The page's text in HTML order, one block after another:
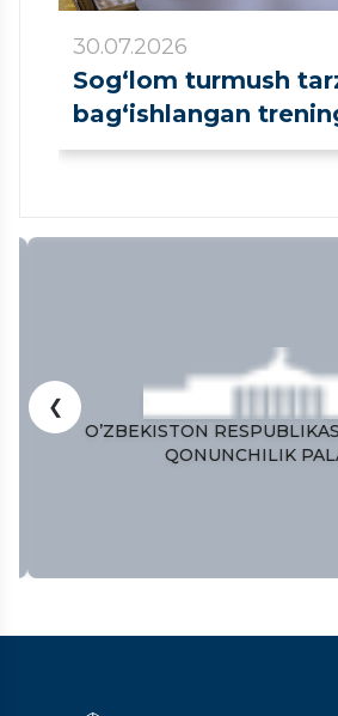
30.07.2026
Sog‘lom turmush
bag‘ishlangan
O’ZBEKISTON
QONUNCHILIK
❮